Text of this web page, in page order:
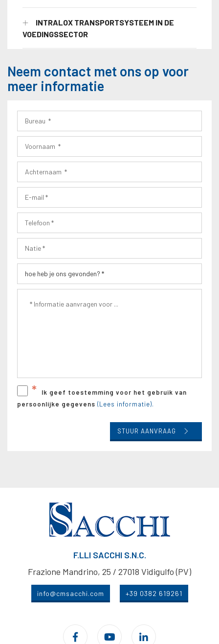
INTRALOX TRANSPORTSYSTEEM IN DE
VOEDINGSSECTOR
Neem contact met ons op voor
meer informatie
*
Ik geef toestemming voor het gebruik van
persoonlijke gegevens (Lees informatie).
STUUR AANVRAAG
F.LLI SACCHI S.N.C.
Frazione Mandrino, 25 / 27018 Vidigulfo (PV)
info@cmsacchi.com +39 0382 619261